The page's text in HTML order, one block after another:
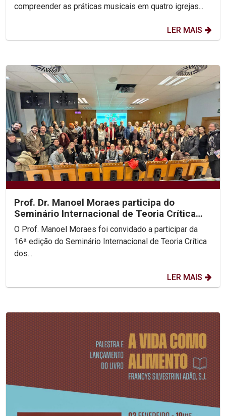
compreender as práticas musicais em quatro igrejas...
LER MAIS
Prof. Dr. Manoel Moraes participa do
Seminário Internacional de Teoria Crítica
dos Direitos...
O Prof. Manoel Moraes foi convidado a participar da
16ª edição do Seminário Internacional de Teoria Crítica
dos...
LER MAIS